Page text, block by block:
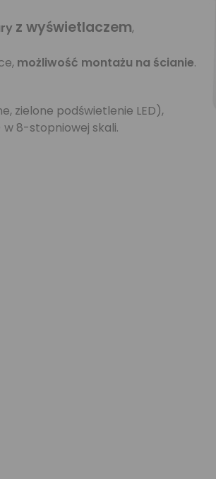
z wyświetlaczem,
możliwość montażu na ścianie.
zielone podświetlenie LED),
8-stopniowej skali.